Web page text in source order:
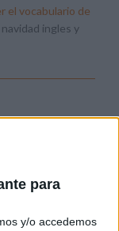
para
y/o accedemos
el vocabulario de
ingles y
el